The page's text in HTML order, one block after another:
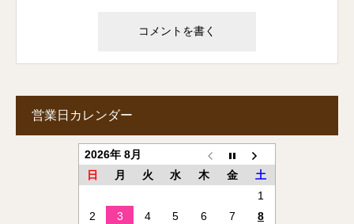
営業日カレンダー
2026年 8月
日
月 火 水 木 金
土
1
2
3 4 5 6 7
8